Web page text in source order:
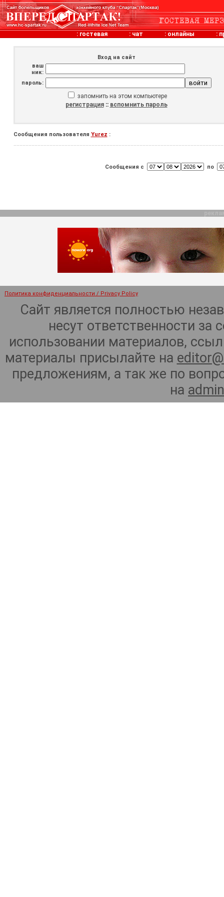
: гостевая : чат : онлайны :
Вход на сайт
ваш
ник:
пароль:
запомнить на этом компьютере
регистрация:: вспомнить пароль
Сообщения пользователя Yurez :
Сообщения с по
Политика конфиденциальности / Privacy Policy
Сайт является полностью
несут ответственности
использовании материалов,
материалы присылайте на
предложениям, а так же по
на